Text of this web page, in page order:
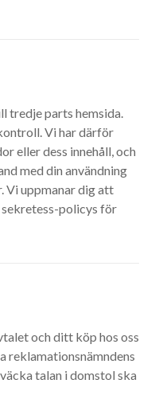
tredje parts hemsida.
Vi har därför
eller dess innehåll, och
med din användning
Vi uppmanar dig att
policys för
och ditt köp hos oss
reklamationsnämndens
talan i domstol ska